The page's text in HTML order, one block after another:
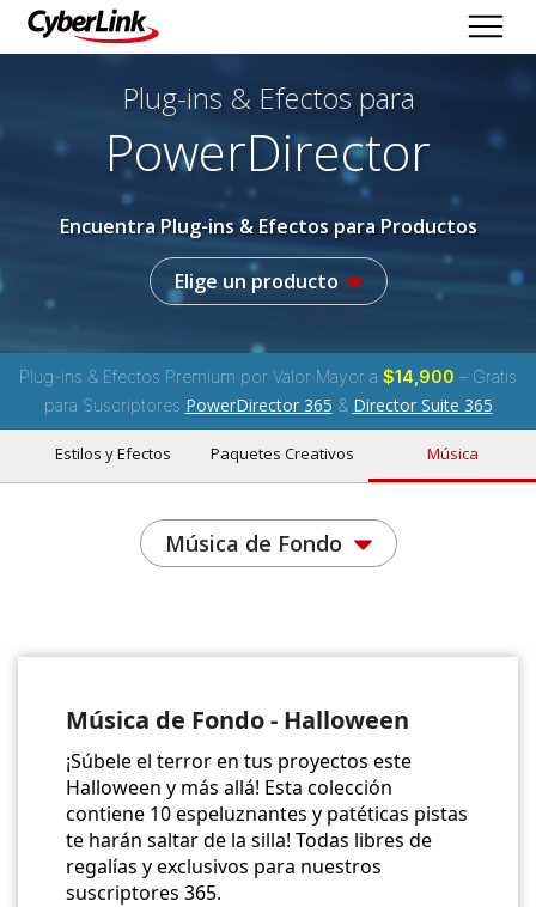
Plug-ins & Efectos para
PowerDirector
Encuentra Plug-ins & Efectos para Productos
Elige un producto
Plug-ins & Efectos Premium por Valor Mayor a $14,900 – Gratis
para Suscriptores PowerDirector 365 & Director Suite 365
Estilos y Efectos Paquetes Creativos Música
Música de Fondo
Música de Fondo ­- Halloween
¡Súbele el terror en tus proyectos este
Halloween y más allá! Esta colección
contiene 10 espeluznantes y patéticas pistas
te harán saltar de la silla! Todas libres de
regalías y exclusivos para nuestros
suscriptores 365.